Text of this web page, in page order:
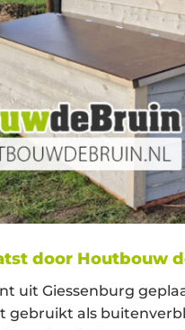
door Houtbouw
uit Giessenburg
gebruikt als